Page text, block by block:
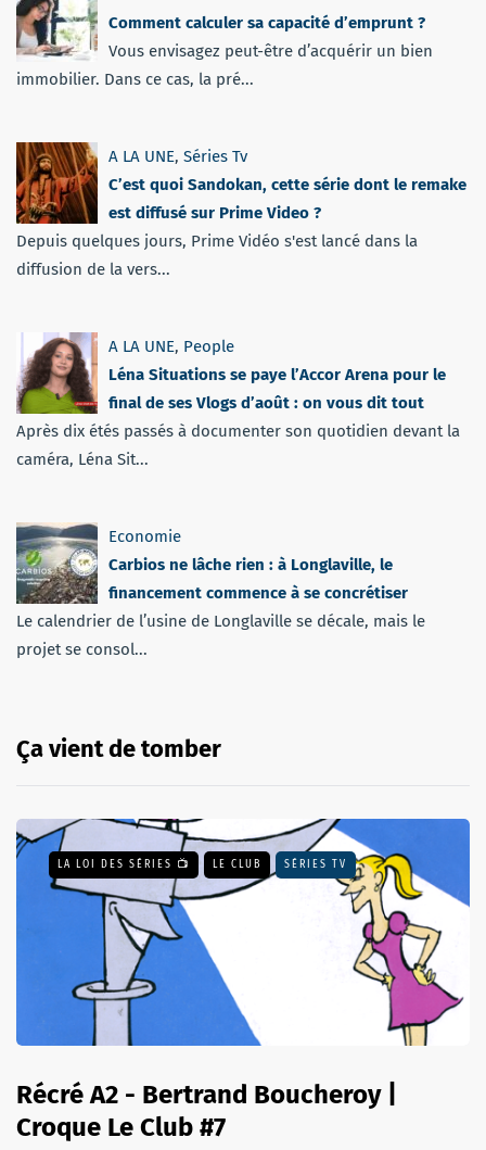
Comment calculer sa capacité d’emprunt ?
Vous envisagez peut-être d’acquérir un bien
immobilier. Dans ce cas, la pré...
A LA UNE, Séries Tv
C’est quoi Sandokan, cette série dont le remake
est diffusé sur Prime Video ?
Depuis quelques jours, Prime Vidéo s'est lancé dans la
diffusion de la vers...
A LA UNE, People
Léna Situations se paye l’Accor Arena pour le
final de ses Vlogs d’août : on vous dit tout
Après dix étés passés à documenter son quotidien devant la
caméra, Léna Sit...
Economie
Carbios ne lâche rien : à Longlaville, le
financement commence à se concrétiser
Le calendrier de l’usine de Longlaville se décale, mais le
projet se consol...
Ça vient de tomber
LA LOI DES SÉRIES 📺 LE CLUB SÉRIES TV
Récré A2 - Bertrand Boucheroy |
Croque Le Club #7